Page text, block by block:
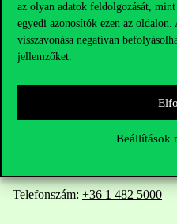
az olyan adatok feldolgozását, mint
egyedi azonosítók ezen az oldalon.
visszavonása negatívan
jellemzőket.
Beállítások
Elérhetőségek
Telefonszám: +36 1 482 5000